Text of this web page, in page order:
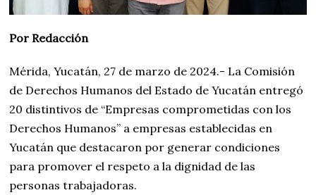
Por Redacción
Mérida, Yucatán, 27 de marzo de 2024.- La Comisión
de Derechos Humanos del Estado de Yucatán entregó
20 distintivos de “Empresas comprometidas con los
Derechos Humanos” a empresas establecidas en
Yucatán que destacaron por generar condiciones
para promover el respeto a la dignidad de las
personas trabajadoras.